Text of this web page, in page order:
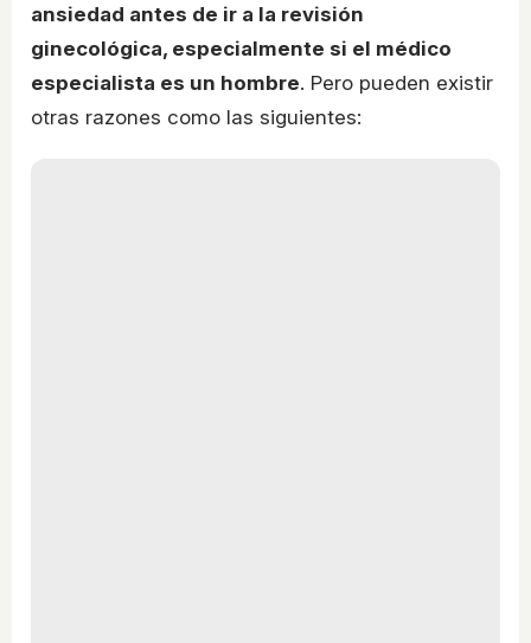
ansiedad antes de ir a la revisión
ginecológica, especialmente si el médico
especialista es un hombre. Pero pueden existir
otras razones como las siguientes: